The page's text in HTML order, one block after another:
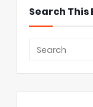
Search This